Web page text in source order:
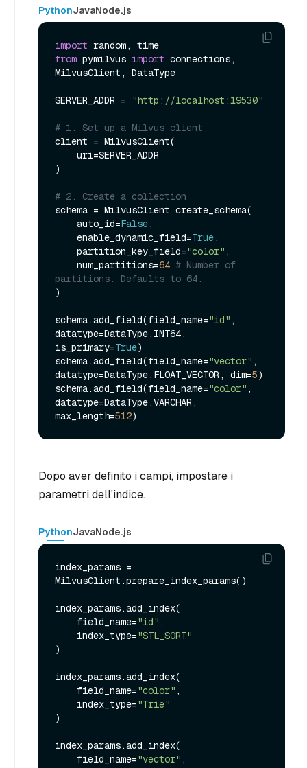
PythonJavaNode.js
import
from pymilvus import connections,
MilvusClient, DataType
SERVER_ADDR = "http://localhost:19530"
# 1. Set up a Milvus client
client = MilvusClient(
)
# 2. Create a collection
schema = MilvusClient.create_schema(
    auto_id=
False,
    enable_dynamic_field=
True,
    partition_key_field=
"color" ,
    num_partitions=
64 # Number of
partitions. Defaults to 64.
)
schema.add_field(field_name="id" ,
datatype=DataType.INT64,
is_primary=True)
schema.add_field(field_name="vector" ,
datatype=DataType.FLOAT_VECTOR, dim=5)
schema.add_field(field_name="color" ,
datatype=DataType.VARCHAR,
max_length=512
Dopo aver definito i campi, impostare i
parametri dell'indice.
PythonJavaNode.js
index_params =
MilvusClient.prepare_index_params()
index_params.add_index(
    field_name=
"id" ,
    index_type=
"STL_SORT"
)
index_params.add_index(
    field_name=
"color" ,
    index_type=
"Trie"
)
index_params.add_index(
    field_name=
"vector" ,